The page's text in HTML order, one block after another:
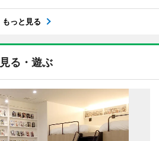
もっと見る
見る・遊ぶ